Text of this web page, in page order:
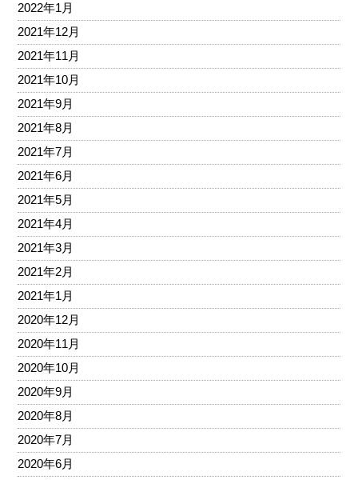
2022年1月
2021年12月
2021年11月
2021年10月
2021年9月
2021年8月
2021年7月
2021年6月
2021年5月
2021年4月
2021年3月
2021年2月
2021年1月
2020年12月
2020年11月
2020年10月
2020年9月
2020年8月
2020年7月
2020年6月